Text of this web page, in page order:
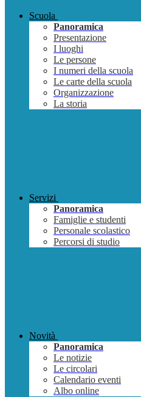
Scuola
Panoramica
Presentazione
I luoghi
Le persone
I numeri della scuola
Le carte della scuola
Organizzazione
La storia
Servizi
Panoramica
Famiglie e studenti
Personale scolastico
Percorsi di studio
Novità
Panoramica
Le notizie
Le circolari
Calendario eventi
Albo online